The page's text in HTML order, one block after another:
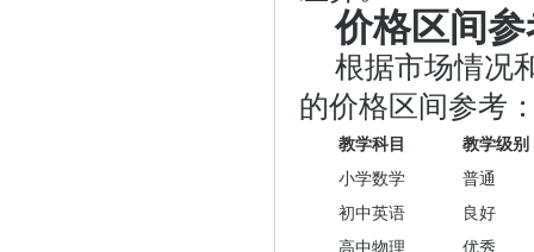
价格区间参
根据市场情况
的价格区间参考
教学科目
教学级别
小学数学
普通
初中英语
良好
高中物理
优秀